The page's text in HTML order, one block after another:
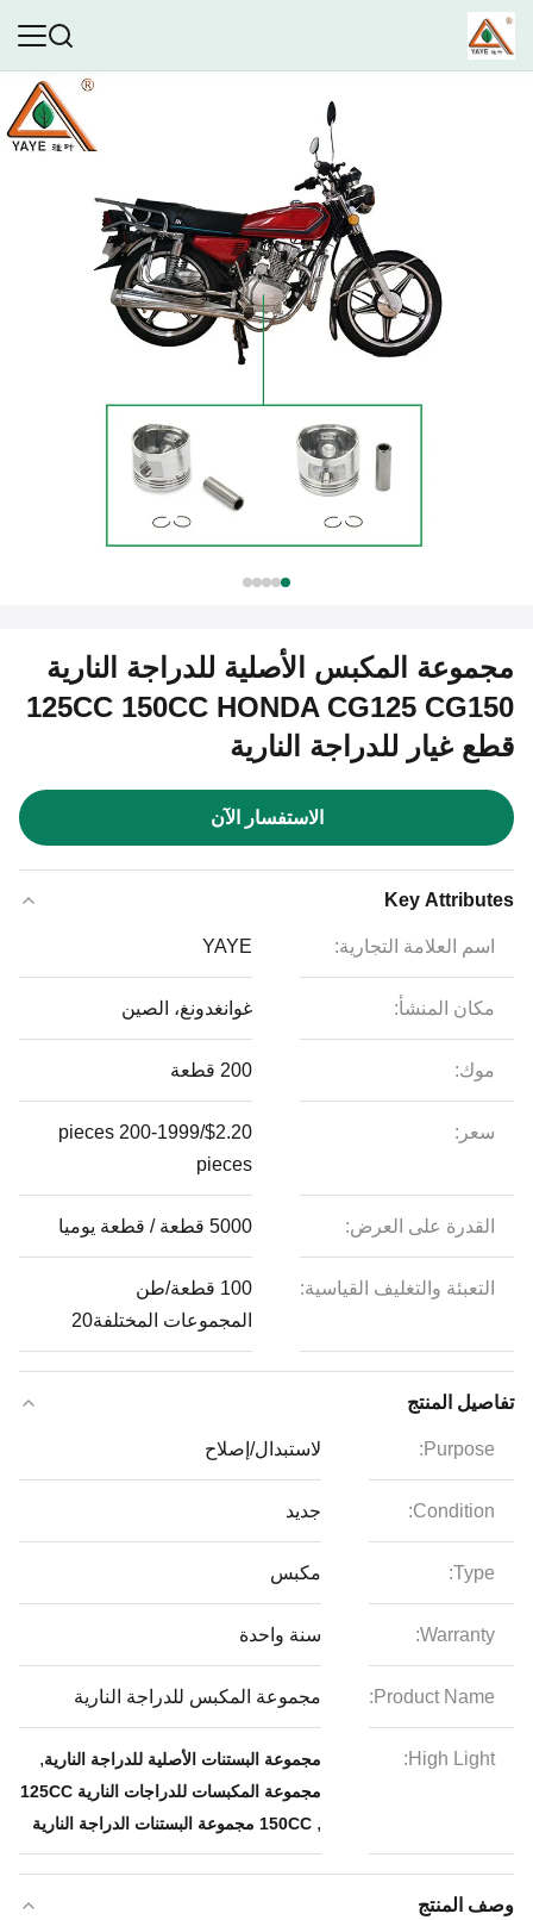
مجموعة المكبس الأصلية للدراجة النارية
125CC 150CC HONDA CG125 CG150
قطع غيار للدراجة النارية
الاستفسار الآن
Key Attributes
اسم العلامة التجارية: YAYE
مكان المنشأ: غوانغدونغ، الصين
موك: 200 قطعة
سعر:
$2.20/pieces 200-1999
pieces
القدرة على العرض: 5000 قطعة / قطعة يوميا
التعبئة والتغليف القياسية:
100 قطعة/طن
المجموعات المختلفة20
تفاصيل المنتج
Purpose: لاستبدال/إصلاح
Condition: جديد
Type: مكبس
Warranty: سنة واحدة
Product Name: مجموعة المكبس للدراجة النارية
High Light: مجموعة البستنات الأصلية للدراجة النارية,
مجموعة المكبسات للدراجات النارية 125CC
, 150CC مجموعة البستنات الدراجة النارية
وصف المنتج